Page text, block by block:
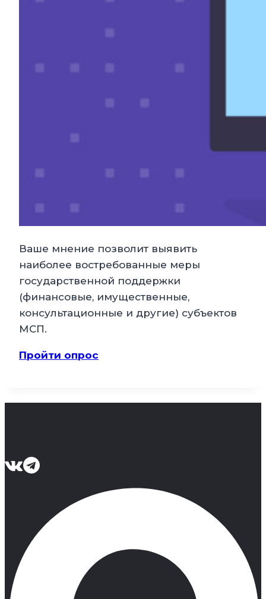
Ваше мнение позволит выявить
наиболее востребованные меры
государственной поддержки
(финансовые, имущественные,
консультационные и другие) субъектов
МСП.
Пройти опрос